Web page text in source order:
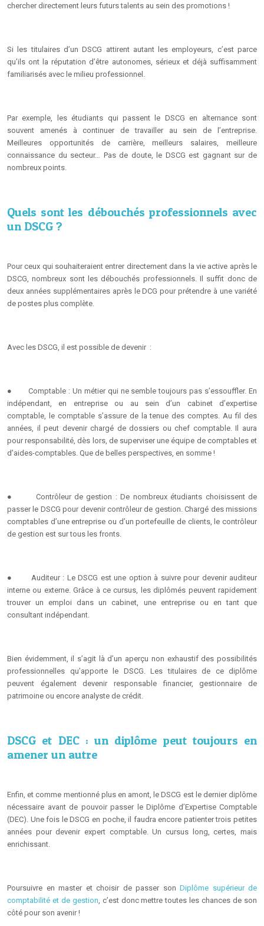
chercher directement leurs futurs talents au sein des promotions !
Si les titulaires d’un DSCG attirent autant les employeurs, c’est parce
qu’ils ont la réputation d’être autonomes, sérieux et déjà suffisamment
familiarisés avec le milieu professionnel.
Par exemple, les étudiants qui passent le DSCG en alternance sont
souvent amenés à continuer de travailler au sein de l’entreprise.
Meilleures opportunités de carrière, meilleurs salaires, meilleure
connaissance du secteur… Pas de doute, le DSCG est gagnant sur de
nombreux points.
Quels sont les débouchés professionnels avec
un DSCG ?
Pour ceux qui souhaiteraient entrer directement dans la vie active après le
DSCG, nombreux sont les débouchés professionnels. Il suffit donc de
deux années supplémentaires après le DCG pour prétendre à une variété
de postes plus complète.
Avec les DSCG, il est possible de devenir :
●
Comptable : Un métier qui ne semble toujours pas s’essouffler. En
indépendant, en entreprise ou au sein d’un cabinet d’expertise
comptable, le comptable s’assure de la tenue des comptes. Au fil des
années, il peut devenir chargé de dossiers ou chef comptable. Il aura
pour responsabilité, dès lors, de superviser une équipe de comptables et
d’aides-comptables. Que de belles perspectives, en somme !
●
Contrôleur de gestion : De nombreux étudiants choisissent de
passer le DSCG pour devenir contrôleur de gestion. Chargé des missions
comptables d’une entreprise ou d’un portefeuille de clients, le contrôleur
de gestion est sur tous les fronts.
●
Auditeur : Le DSCG est une option à suivre pour devenir auditeur
interne ou externe. Grâce à ce cursus, les diplômés peuvent rapidement
trouver un emploi dans un cabinet, une entreprise ou en tant que
consultant indépendant.
Bien évidemment, il s’agit là d’un aperçu non exhaustif des possibilités
professionnelles qu’apporte le DSCG. Les titulaires de ce diplôme
peuvent également devenir responsable financier, gestionnaire de
patrimoine ou encore analyste de crédit.
DSCG et DEC : un diplôme peut toujours en
amener un autre
Enfin, et comme mentionné plus en amont, le DSCG est le dernier diplôme
nécessaire avant de pouvoir passer le Diplôme d’Expertise Comptable
(DEC). Une fois le DSCG en poche, il faudra encore patienter trois petites
années pour devenir expert comptable. Un cursus long, certes, mais
enrichissant.
Poursuivre en master et choisir de passer son Diplôme supérieur de
comptabilité et de gestion, c’est donc mettre toutes les chances de son
côté pour son avenir !